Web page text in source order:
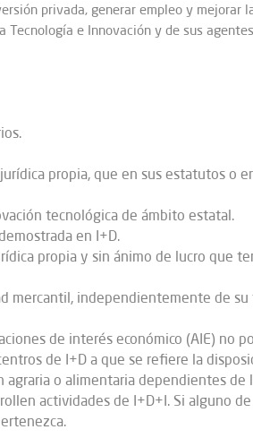
privada, generar empleo y mejorar
Tecnología e Innovación y de sus
propia, que en sus estatutos o
tecnológica de ámbito estatal.
en I+D.
propia y sin ánimo de lucro que
mercantil, independientemente de
de interés económico (AIE) no
de I+D a que se refiere la
o alimentaria dependientes
actividades de I+D+I. Si alguno